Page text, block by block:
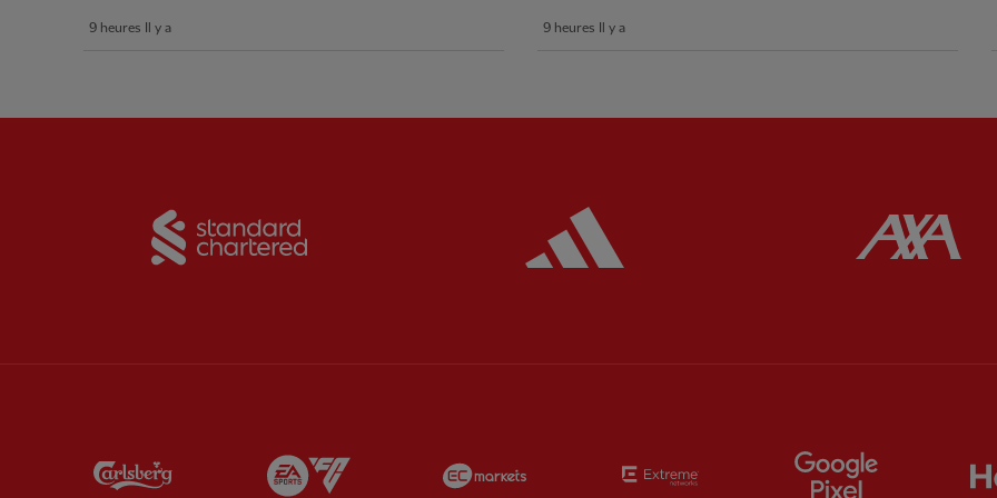
9 heures Il y a 9 heures Il y a
Carlsberg Partner: EA Sports Extreme Partner: